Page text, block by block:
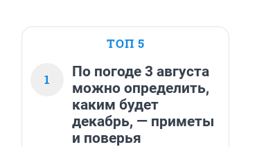
ТОП 5
1
По погоде 3 августа
можно определить,
каким будет
декабрь, — приметы
и поверья